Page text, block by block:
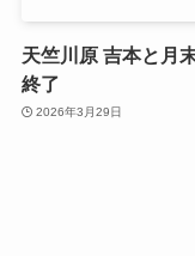
天竺川原 吉本と月
終了
2026年3月29日